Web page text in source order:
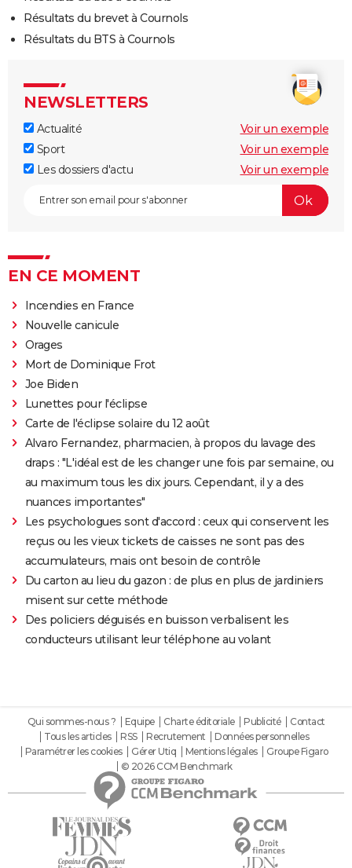
Résultats du brevet à Cournols
Résultats du BTS à Cournols
NEWSLETTERS
Actualité
Voir un exemple
Sport
Voir un exemple
Les dossiers d'actu
Voir un exemple
EN CE MOMENT
Incendies en France
Nouvelle canicule
Orages
Mort de Dominique Frot
Joe Biden
Lunettes pour l'éclipse
Carte de l'éclipse solaire du 12 août
Alvaro Fernandez, pharmacien, à propos du lavage des
draps : "L'idéal est de les changer une fois par semaine, ou
au maximum tous les dix jours. Cependant, il y a des
nuances importantes"
Les psychologues sont d'accord : ceux qui conservent les
reçus ou les vieux tickets de caisses ne sont pas des
accumulateurs, mais ont besoin de contrôle
Du carton au lieu du gazon : de plus en plus de jardiniers
misent sur cette méthode
Des policiers déguisés en buisson verbalisent les
conducteurs utilisant leur téléphone au volant
Qui sommes-nous ? Equipe Charte éditoriale Publicité
Contact
Tous les articles
RSS Recrutement
Données personnelles
Paramétrer les cookies
Gérer Utiq Mentions légales
Groupe Figaro
© 2026 CCM Benchmark